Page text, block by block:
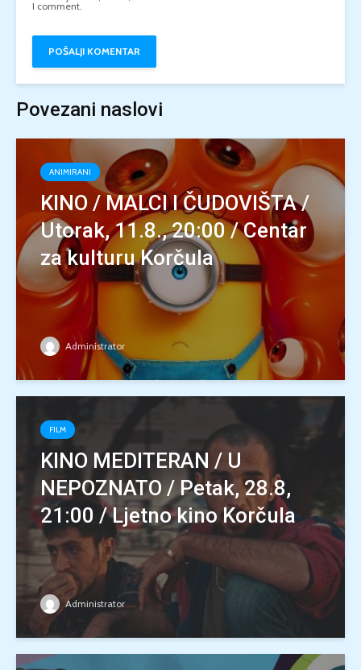
I comment.
Povezani naslovi
ANIMIRANI
KINO / MALCI I ČUDOVIŠTA /
Utorak, 11.8., 20:00 / Centar
za kulturu Korčula
Administrator
FILM
KINO MEDITERAN / U
NEPOZNATO / Petak, 28.8,
21:00 / Ljetno kino Korčula
Administrator